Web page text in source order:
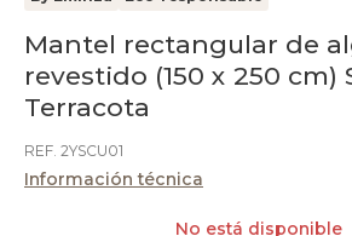
Mantel rectangular de
revestido (150 x 250 cm)
Terracota
REF. 2YSCU01
Información técnica